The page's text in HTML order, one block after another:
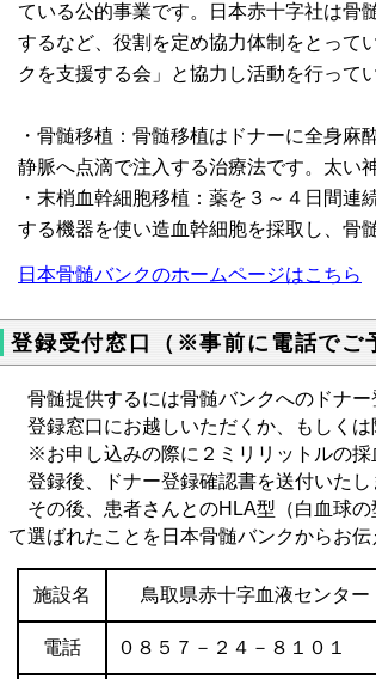
ている公的事業です。日本赤十字社は骨
するなど、役割を定め協力体制をとって
クを支援する会」と協力し活動を行って
・骨髄移植：骨髄移植はドナーに全身
静脈へ点滴で注入する治療法です。太い
・末梢血幹細胞移植：薬を３～４日間
する機器を使い造血幹細胞を採取し、骨
日本骨髄バンクのホームページはこちら
登録受付窓口（※事前に電話でご
骨髄提供するには骨髄バンクへのドナー
登録窓口にお越しいただくか、もしくは
※お申し込みの際に２ミリリットルの採
登録後、ドナー登録確認書を送付いたし
その後、患者さんとのHLA型（白血球の
て選ばれたことを日本骨髄バンクからお伝
施設名 鳥取県赤十字血液センタ
電話 ０８５７－２４－８１０１